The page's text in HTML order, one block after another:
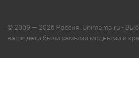
© 2009 — 2026 Россия. Unimama.ru -
ваши дети были самыми модными и